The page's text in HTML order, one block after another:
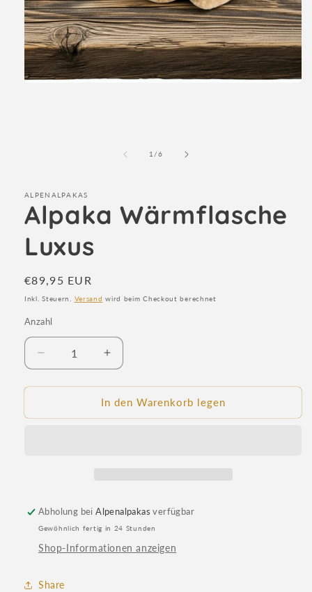
1 /von
6
ALPENALPAKAS
Alpaka Wärmflasche
Luxus
Normaler
Preis
€89,95 EUR
Inkl. Steuern. Versand wird beim Checkout berechnet
Anzahl
Anzahl
Verringere
die
Menge
Alpaka
Erhöhe
die
Menge
für
Alpaka
In den Warenkorb legen
Abholung beiAlpenalpakas verfügbar
Gewöhnlich fertig in 24 Stunden
Shop-Informationen anzeigen
Share